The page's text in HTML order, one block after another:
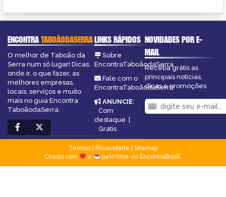
ENCONTRATABOÃODASERRA
O melhor de Taboão da
Serra num só lugar! Dicas,
onde ir, o que fazer, as
melhores empresas,
locais, serviços e muito
mais no guia Encontra
TaboãodaSerra.
LINKS RÁPIDOS
Sobre
EncontraTaboãodaSerra
Fale com o
EncontraTaboãodaSerra
ANUNCIE:
Com
destaque |
Grátis
NOVIDADES POR E-
MAIL
Receba grátis as
principais notícias,
dicas e promoções
Termos| Privacidade
Sitemap
Criado com
e pelo time do EncontraBrasil